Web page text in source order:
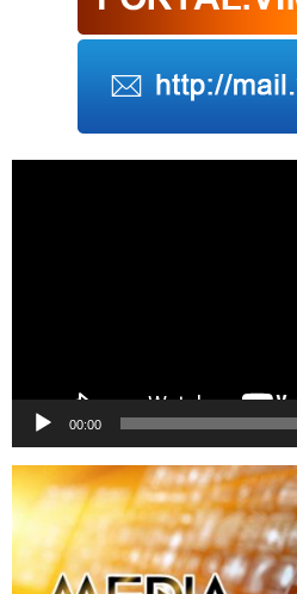
00:00